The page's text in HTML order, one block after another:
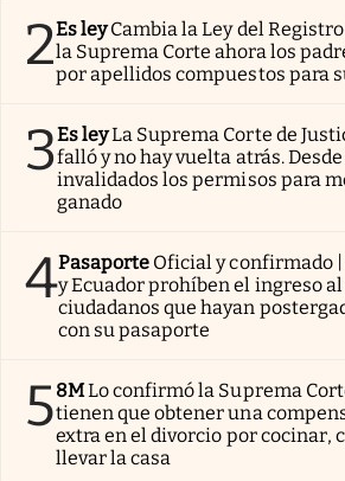
2Es ley Cambia la Ley del
la Suprema Corte ahora los
por apellidos compuestos para
3Es leyLa Suprema Corte de
falló y no hay vuelta atrás.
invalidados los permisos para
ganado
4Pasaporte Oficial y confirmado |
y Ecuador prohíben el ingreso al
ciudadanos que hayan
con su pasaporte
58MLo confirmó la Suprema
tienen que obtener una
extra en el divorcio por cocinar,
llevar la casa